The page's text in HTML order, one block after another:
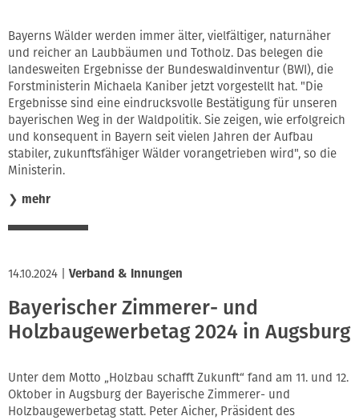
Bayerns Wälder werden immer älter, vielfältiger, naturnäher
und reicher an Laubbäumen und Totholz. Das belegen die
landesweiten Ergebnisse der Bundeswaldinventur (BWI), die
Forstministerin Michaela Kaniber jetzt vorgestellt hat. "Die
Ergebnisse sind eine eindrucksvolle Bestätigung für unseren
bayerischen Weg in der Waldpolitik. Sie zeigen, wie erfolgreich
und konsequent in Bayern seit vielen Jahren der Aufbau
stabiler, zukunftsfähiger Wälder vorangetrieben wird", so die
Ministerin.
❯ mehr
14.10.2024 Verband & Innungen
Bayerischer Zimmerer- und
Holzbaugewerbetag 2024 in Augsburg
Unter dem Motto „Holzbau schafft Zukunft“ fand am 11. und 12.
Oktober in Augsburg der Bayerische Zimmerer- und
Holzbaugewerbetag statt. Peter Aicher, Präsident des